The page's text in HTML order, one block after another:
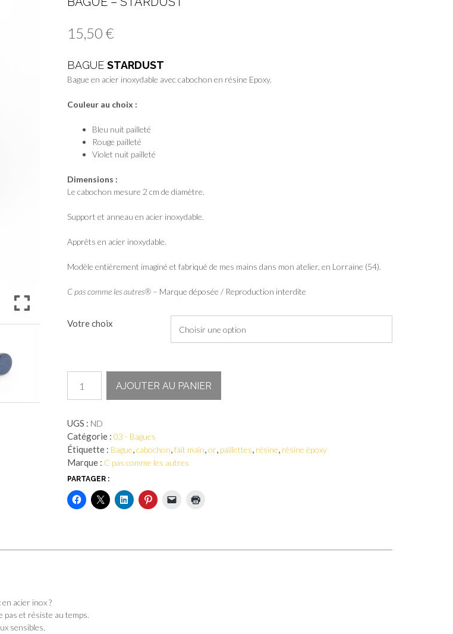
15,50 €
BAGUE STARDUST
Bague en acier inoxydable avec cabochon en résine Epoxy.
Couleur au choix :
Bleu nuit pailleté
Rouge pailleté
Violet nuit pailleté
Dimensions :
Le cabochon mesure 2 cm de diamètre.
Support et anneau en acier inoxydable.
Apprêts en acier inoxydable.
Modèle entièrement imaginé et fabriqué de mes mains dans mon atelier, en Lorraine (54).
C pas comme les autres®– Marque déposée / Reproduction interdite
Votre choix
Bague
Stardust
AJOUTER AU PANIER
UGS : ND
Catégorie : 03 - Bagues
Étiquette : Bague,cabochon,fait main,or, paillettes, résine, résine époxy
Marque : C pas comme les autres
PARTAGER :
acier inox ?
pas et résiste au temps.
sensibles.